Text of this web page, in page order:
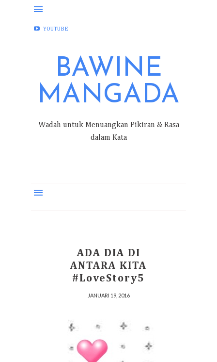
FACEBOOK
YOUTUBE
BAWINE
MANGADA
Wadah untuk Menuangkan Pikiran & Rasa
dalam Kata
ADA DIA DI
ANTARA KITA
#LoveStory5
JANUARI 19, 2016